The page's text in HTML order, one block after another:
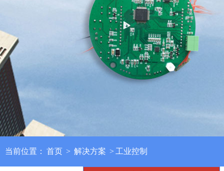
当前位置： 首页 > 解决方案 > 工业控制